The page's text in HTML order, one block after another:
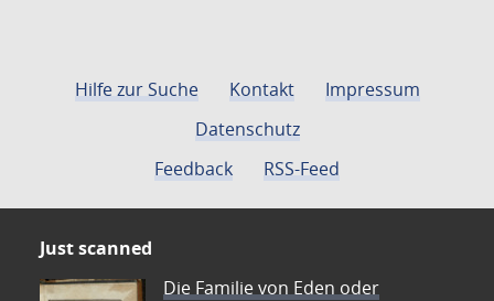
Hilfe zur Suche Kontakt
Impressum
Datenschutz
Feedback
RSS-Feed
Just scanned
Die Familie von Eden oder